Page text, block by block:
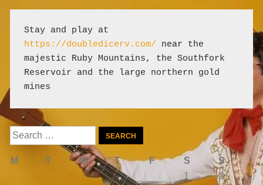
https://doubledicerv.com/ near the
majestic Ruby Mountains, the Southfork
Reservoir and the large northern gold
mines
Search
for:
M T W T F S
S
1
2